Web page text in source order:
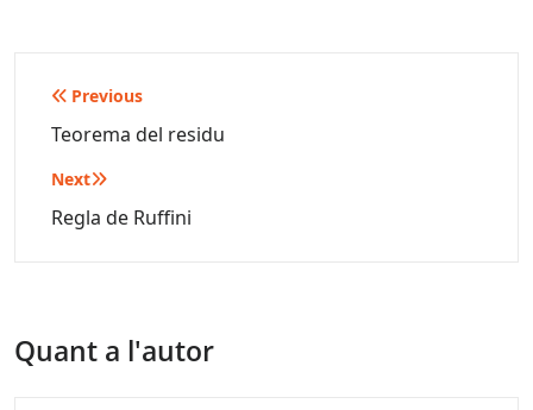
Navegació
d'entrades
Previous
Teorema del residu
Next
Regla de Ruffini
Quant a l'autor